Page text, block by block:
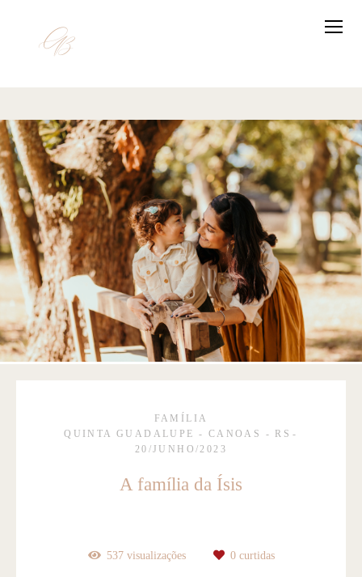
FAMÍLIA
QUINTA GUADALUPE - CANOAS - RS
20/JUNHO/2023
A família da Ísis
537visualizações 0curtidas